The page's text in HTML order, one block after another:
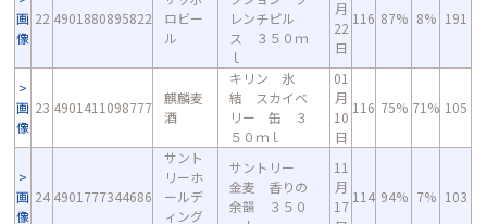
画
像
22 4901880895822
ロビー
ル
レンチピル
ス ３５０ｍ
ｌ
月
22
日
116 87% 8% 191
画
像
23 4901411098777
麒麟麦
酒
キリン 氷
結 スカイベ
リー 缶 ３
５０ｍｌ
01
月
10
日
116 75% 71% 105
画
像
24 4901777344686
サント
リーホ
ールデ
ィング
サントリー
金麦 香りの
余韻 ３５０
11
月
17
114 94% 7% 103